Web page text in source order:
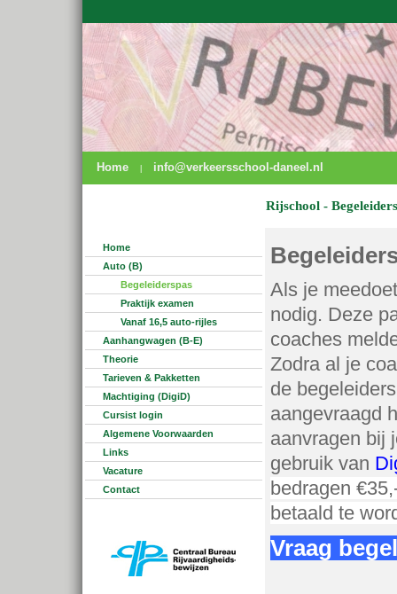
Home info@verkeersschool-daneel.nl
Rijschool -
Home
Auto (B)
Begeleiderspas
Praktijk examen
Vanaf 16,5 auto-rijles
Aanhangwagen (B-E)
Theorie
Tarieven & Pakketten
Machtiging (DigiD)
Cursist login
Algemene Voorwaarden
Links
Vacature
Contact
Als je
nodig. Deze
coaches
Zodra al je
de
aangevraagd
aanvragen bij
gebruik van
bedragen
betaald te
Vraag